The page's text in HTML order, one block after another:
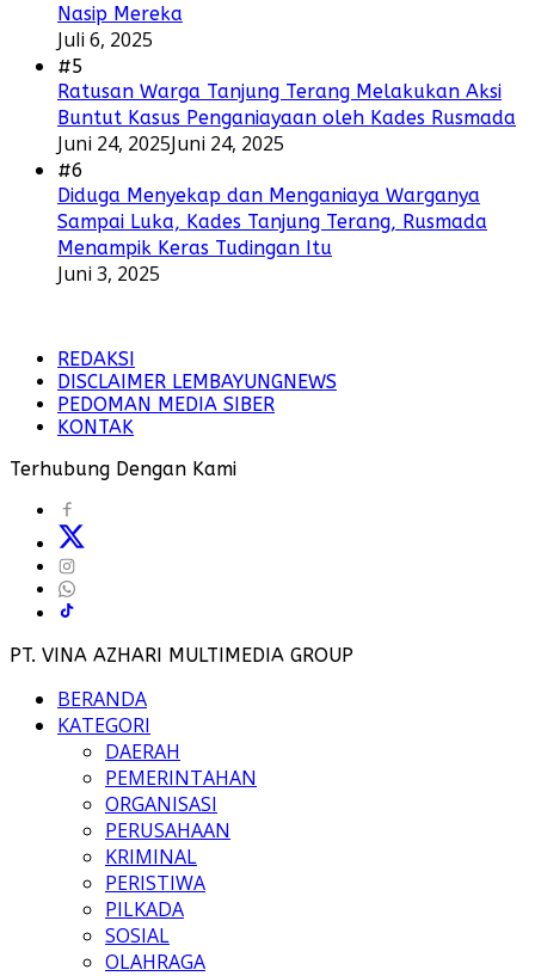
Nasip Mereka
Juli 6, 2025
#5
Ratusan Warga Tanjung Terang Melakukan Aksi
Buntut Kasus Penganiayaan oleh Kades Rusmada
Juni 24, 2025Juni 24, 2025
#6
Diduga Menyekap dan Menganiaya Warganya
Sampai Luka, Kades Tanjung Terang, Rusmada
Menampik Keras Tudingan Itu
Juni 3, 2025
REDAKSI
DISCLAIMER LEMBAYUNGNEWS
PEDOMAN MEDIA SIBER
KONTAK
Terhubung Dengan Kami
PT. VINA AZHARI MULTIMEDIA GROUP
BERANDA
KATEGORI
DAERAH
PEMERINTAHAN
ORGANISASI
PERUSAHAAN
KRIMINAL
PERISTIWA
PILKADA
SOSIAL
OLAHRAGA